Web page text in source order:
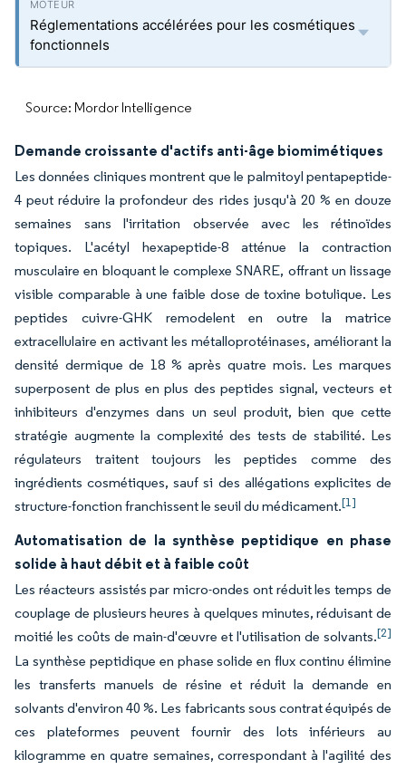
Réglementations accélérées pour les cosmétiques
fonctionnels
Source: Mordor Intelligence
Demande croissante d'actifs anti-âge biomimétiques
Les données cliniques montrent que le palmitoyl pentapeptide-
4 peut réduire la profondeur des rides jusqu'à 20 % en douze
semaines sans l'irritation observée avec les rétinoïdes
topiques. L'acétyl hexapeptide-8 atténue la contraction
musculaire en bloquant le complexe SNARE, offrant un lissage
visible comparable à une faible dose de toxine botulique. Les
peptides cuivre-GHK remodelent en outre la matrice
extracellulaire en activant les métalloprotéinases, améliorant la
densité dermique de 18 % après quatre mois. Les marques
superposent de plus en plus des peptides signal, vecteurs et
inhibiteurs d'enzymes dans un seul produit, bien que cette
stratégie augmente la complexité des tests de stabilité. Les
régulateurs traitent toujours les peptides comme des
ingrédients cosmétiques, sauf si des allégations explicites de
structure-fonction franchissent le seuil du médicament.[1]
Automatisation de la synthèse peptidique en phase
solide à haut débit et à faible coût
Les réacteurs assistés par micro-ondes ont réduit les temps de
couplage de plusieurs heures à quelques minutes, réduisant de
moitié les coûts de main-d'œuvre et l'utilisation de solvants.[2]
La synthèse peptidique en phase solide en flux continu élimine
les transferts manuels de résine et réduit la demande en
solvants d'environ 40 %. Les fabricants sous contrat équipés de
ces plateformes peuvent fournir des lots inférieurs au
kilogramme en quatre semaines, correspondant à l'agilité des